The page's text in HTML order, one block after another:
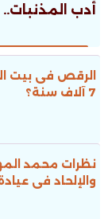
أدب المذنبات..
الرقص فى بيت
7 آلاف سنة؟
نظرات محمد
والإلحاد فى